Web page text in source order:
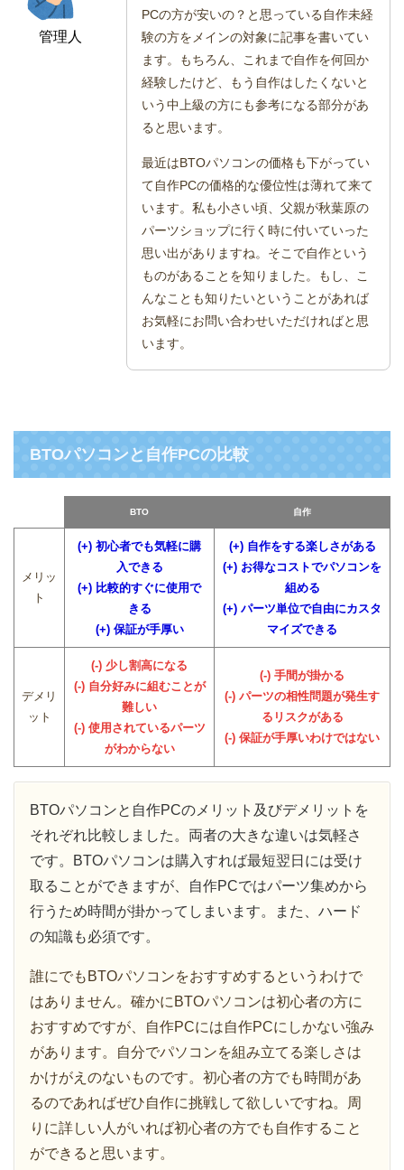
管理人
PCの方が安いの？と思っている自作未経
験の方をメインの対象に記事を書いてい
ます。もちろん、これまで自作を何回か
経験したけど、もう自作はしたくないと
いう中上級の方にも参考になる部分があ
ると思います。
最近はBTOパソコンの価格も下がってい
て自作PCの価格的な優位性は薄れて来て
います。私も小さい頃、父親が秋葉原の
パーツショップに行く時に付いていった
思い出がありますね。そこで自作という
ものがあることを知りました。もし、こ
んなことも知りたいということがあれば
お気軽にお問い合わせいただければと思
います。
BTOパソコンと自作PCの比較
BTO 自作
メリッ
ト
(+) 初心者でも気軽に購
入できる
(+) 比較的すぐに使用で
きる
(+) 保証が手厚い
(+) 自作をする楽しさがある
(+) お得なコストでパソコンを
組める
(+) パーツ単位で自由にカスタ
マイズできる
デメリ
ット
(-) 少し割高になる
(-) 自分好みに組むことが
難しい
(-) 使用されているパーツ
がわからない
(-) 手間が掛かる
(-) パーツの相性問題が発生す
るリスクがある
(-) 保証が手厚いわけではない
BTOパソコンと自作PCのメリット及びデメリットを
それぞれ比較しました。両者の大きな違いは気軽さ
です。BTOパソコンは購入すれば最短翌日には受け
取ることができますが、自作PCではパーツ集めから
行うため時間が掛かってしまいます。また、ハード
の知識も必須です。
誰にでもBTOパソコンをおすすめするというわけで
はありません。確かにBTOパソコンは初心者の方に
おすすめですが、自作PCには自作PCにしかない強み
があります。自分でパソコンを組み立てる楽しさは
かけがえのないものです。初心者の方でも時間があ
るのであればぜひ自作に挑戦して欲しいですね。周
りに詳しい人がいれば初心者の方でも自作すること
ができると思います。